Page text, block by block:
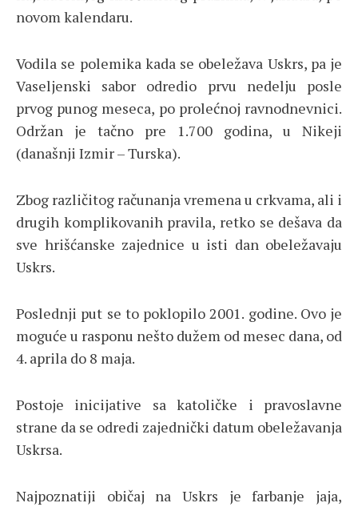
novom kalendaru.
Vodila se polemika kada se obeležava Uskrs, pa je
Vaseljenski sabor odredio prvu nedelju posle
prvog punog meseca, po prolećnoj ravnodnevnici.
Održan je tačno pre 1.700 godina, u Nikeji
(današnji Izmir – Turska).
Zbog različitog računanja vremena u crkvama, ali i
drugih komplikovanih pravila, retko se dešava da
sve hrišćanske zajednice u isti dan obeležavaju
Uskrs.
Poslednji put se to poklopilo 2001. godine. Ovo je
moguće u rasponu nešto dužem od mesec dana, od
4. aprila do 8 maja.
Postoje inicijative sa katoličke i pravoslavne
strane da se odredi zajednički datum obeležavanja
Uskrsa.
Najpoznatiji običaj na Uskrs je farbanje jaja,